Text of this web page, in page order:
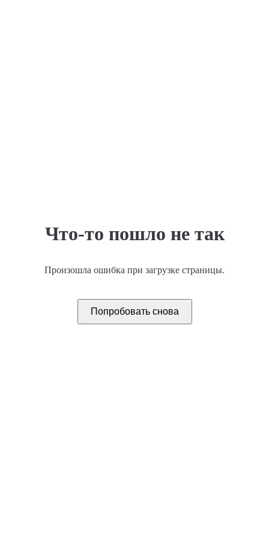
Что-то пошло не так
Произошла ошибка при загрузке страницы.
Попробовать снова